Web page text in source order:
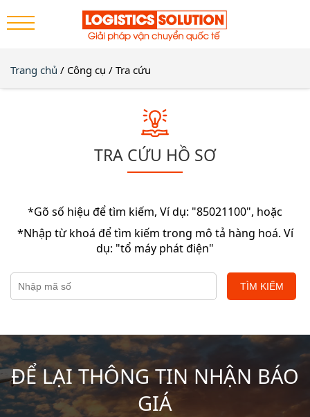
Trang chủ / Công cụ / Tra cứu
TRA CỨU HỒ SƠ
*Gõ số hiệu để tìm kiếm, Ví dụ: "85021100", hoặc
*Nhập từ khoá để tìm kiếm trong mô tả hàng hoá. Ví
dụ: "tổ máy phát điện"
TÌM KIẾM
ĐỂ LẠI THÔNG TIN NHẬN BÁO
GIÁ